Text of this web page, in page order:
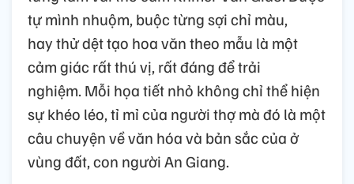
tự mình nhuộm, buộc từng sợi chỉ màu,
hay thử dệt tạo hoa văn theo mẫu là một
cảm giác rất thú vị, rất đáng để trải
nghiệm. Mỗi họa tiết nhỏ không chỉ thể hiện
sự khéo léo, tỉ mỉ của người thợ mà đó là một
câu chuyện về văn hóa và bản sắc của ở
vùng đất, con người An Giang.